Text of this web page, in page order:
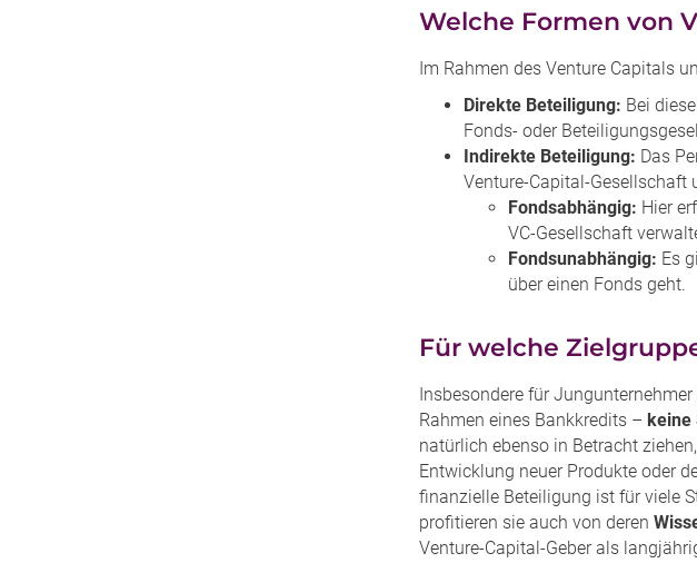
Welche Formen von
Im Rahmen des Venture Capitals
Direkte Beteiligung: Bei
Fonds- oder
Indirekte Beteiligung: Das
Venture-Capital-Gesellschaft
Fondsabhängig: Hier
VC-Gesellschaft
Fondsunabhängig: Es
über einen Fonds geht.
Für welche
Insbesondere für
Rahmen eines Bankkredits –
natürlich ebenso in Betracht
Entwicklung neuer Produkte oder
finanzielle Beteiligung ist für viele
profitieren sie auch von deren
Venture-Capital-Geber als